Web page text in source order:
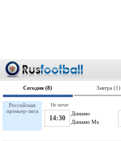
Сегодня (8) Завтра (1)
Российская
премьер-лига
Динамо
14:30 Динамо Мх
Не начат